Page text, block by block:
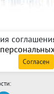
Согласен